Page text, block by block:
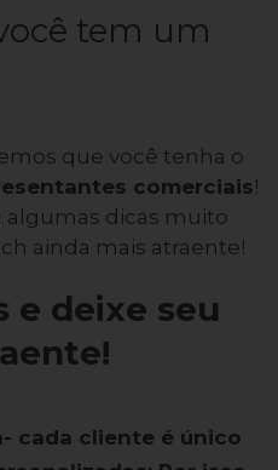
tem um
que você tenha o
comerciais!
algumas dicas muito
ainda mais atraente!
e deixe seu
cada cliente é único